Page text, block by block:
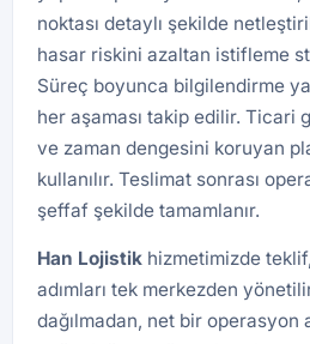
noktası detaylı şekilde
hasar riskini azaltan istifleme
Süreç boyunca bilgilendirme
her aşaması takip edilir. Ticari
ve zaman dengesini koruyan
kullanılır. Teslimat sonrası
şeffaf şekilde tamamlanır.
Han Lojistik hizmetimizde
adımları tek merkezden
dağılmadan, net bir operasyon